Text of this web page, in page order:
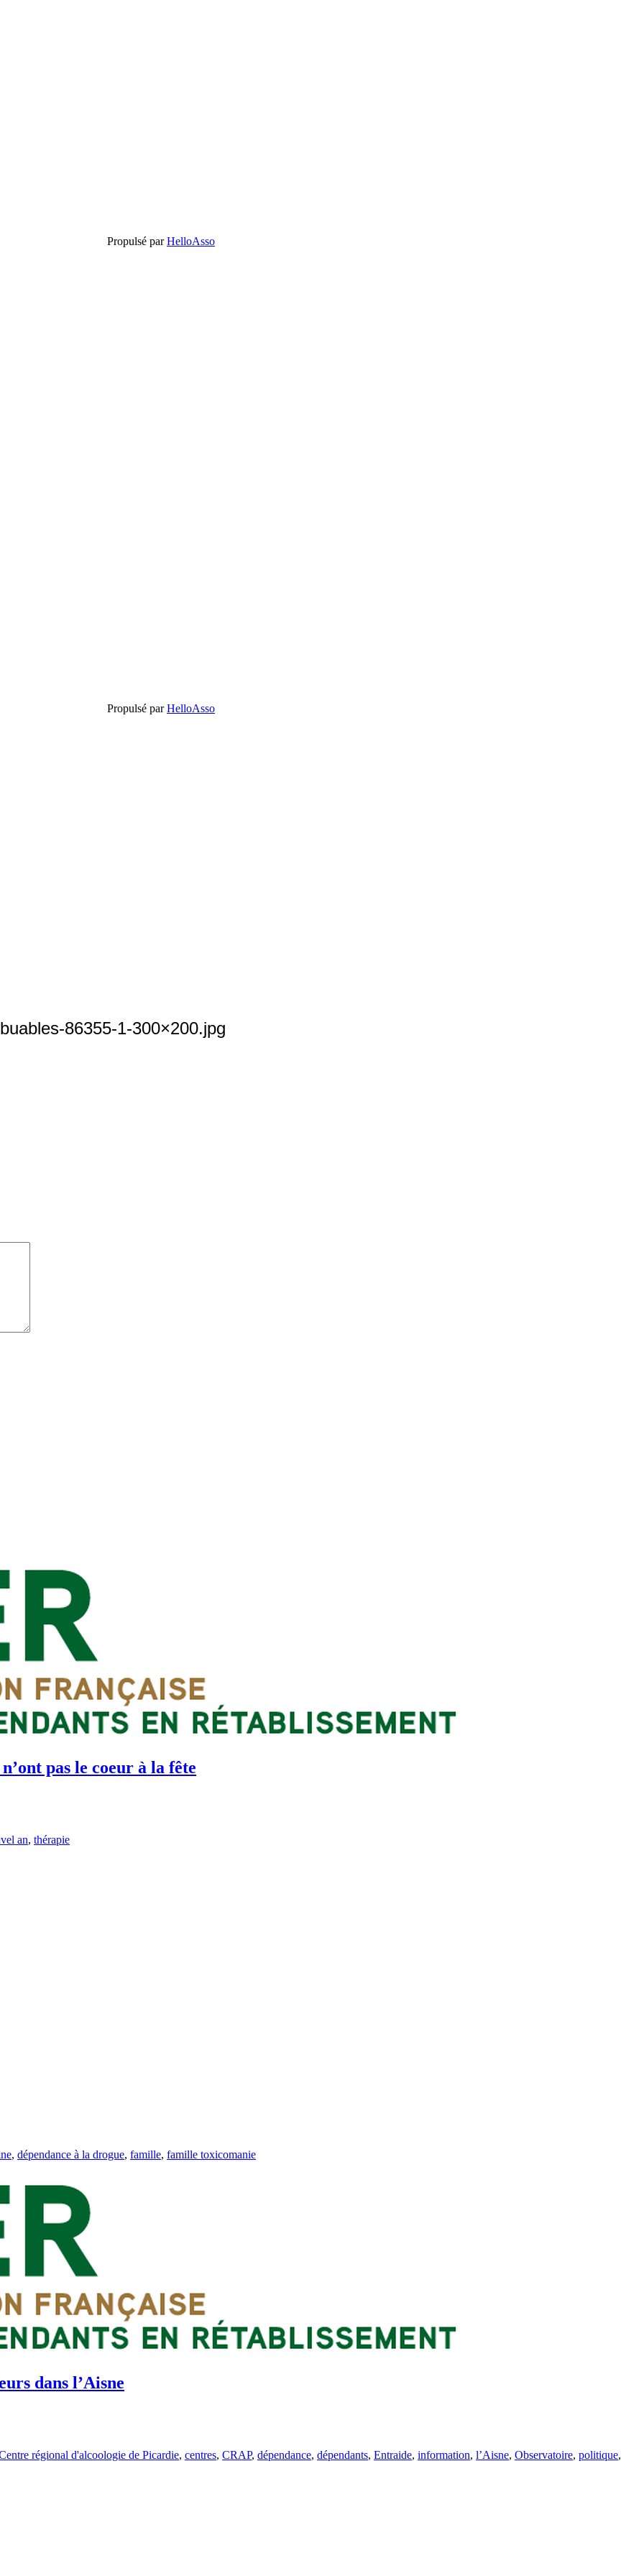
Propulsé parHelloAsso
Propulsé parHelloAsso
86355-1-300×200.jpg
pas le coeur à la fête
an, thérapie
, dépendance à la drogue, famille, famille toxicomanie
dans l’Aisne
régional d'alcoologie de Picardie, centres, CRAP, dépendance, dépendants, Entraide, information, l’Aisne, Observatoire, politique,